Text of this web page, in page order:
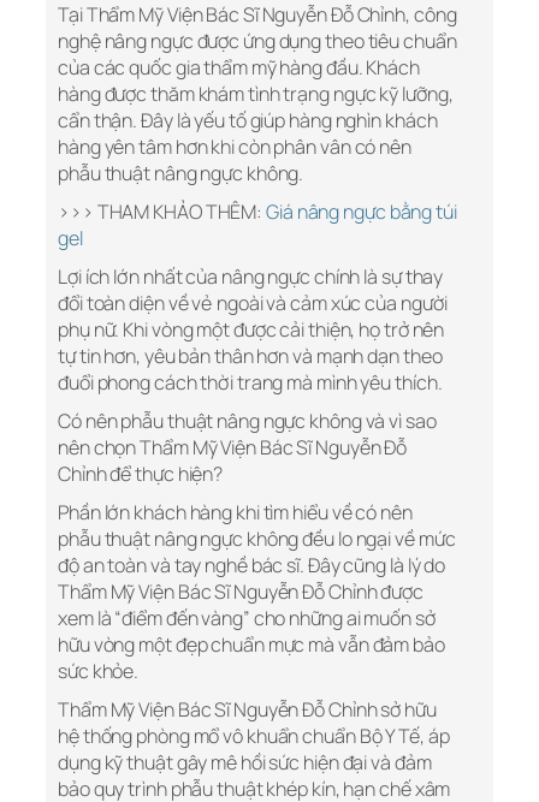
Tại Thẩm Mỹ Viện Bác Sĩ Nguyễn Đỗ Chỉnh, công
nghệ nâng ngực được ứng dụng theo tiêu chuẩn
của các quốc gia thẩm mỹ hàng đầu. Khách
hàng được thăm khám tình trạng ngực kỹ lưỡng,
cẩn thận. Đây là yếu tố giúp hàng nghìn khách
hàng yên tâm hơn khi còn phân vân có nên
phẫu thuật nâng ngực không.
>>> THAM KHẢO THÊM: Giá nâng ngực bằng túi
gel
Lợi ích lớn nhất của nâng ngực chính là sự thay
đổi toàn diện về vẻ ngoài và cảm xúc của người
phụ nữ. Khi vòng một được cải thiện, họ trở nên
tự tin hơn, yêu bản thân hơn và mạnh dạn theo
đuổi phong cách thời trang mà mình yêu thích.
Có nên phẫu thuật nâng ngực không và vì sao
nên chọn Thẩm Mỹ Viện Bác Sĩ Nguyễn Đỗ
Chỉnh để thực hiện?
Phần lớn khách hàng khi tìm hiểu về có nên
phẫu thuật nâng ngực không đều lo ngại về mức
độ an toàn và tay nghề bác sĩ. Đây cũng là lý do
Thẩm Mỹ Viện Bác Sĩ Nguyễn Đỗ Chỉnh được
xem là “điểm đến vàng” cho những ai muốn sở
hữu vòng một đẹp chuẩn mực mà vẫn đảm bảo
sức khỏe.
Thẩm Mỹ Viện Bác Sĩ Nguyễn Đỗ Chỉnh sở hữu
hệ thống phòng mổ vô khuẩn chuẩn Bộ Y Tế, áp
dụng kỹ thuật gây mê hồi sức hiện đại và đảm
bảo quy trình phẫu thuật khép kín, hạn chế xâm